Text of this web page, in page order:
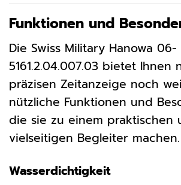
Funktionen und
Die Swiss Military Hanowa 06-
5161.2.04.007.03 bietet Ihnen
präzisen Zeitanzeige noch
nützliche Funktionen und
die sie zu einem praktischen
vielseitigen Begleiter machen.
Wasserdichtigkeit